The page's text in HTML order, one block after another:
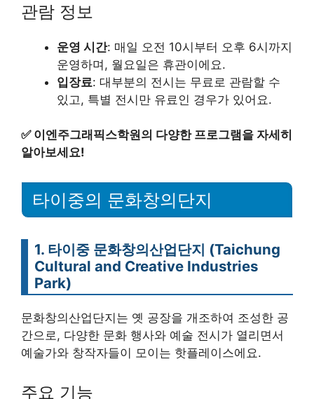
관람 정보
운영 시간: 매일 오전 10시부터 오후 6시까지
운영하며, 월요일은 휴관이에요.
입장료: 대부분의 전시는 무료로 관람할 수
있고, 특별 전시만 유료인 경우가 있어요.
✅ 이엔주그래픽스학원의 다양한 프로그램을 자세히
알아보세요!
타이중의 문화창의단지
1. 타이중 문화창의산업단지 (Taichung
Cultural and Creative Industries
Park)
문화창의산업단지는 옛 공장을 개조하여 조성한 공
간으로, 다양한 문화 행사와 예술 전시가 열리면서
예술가와 창작자들이 모이는 핫플레이스에요.
주요 기능